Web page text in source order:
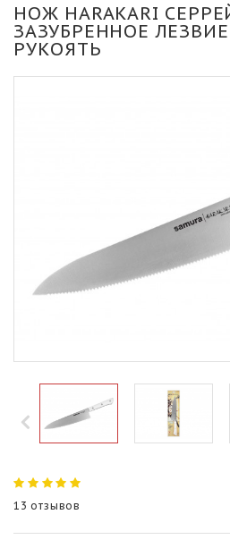
НОЖ HARAKARI
ЗАЗУБРЕННОЕ
РУКОЯТЬ
13 отзывов